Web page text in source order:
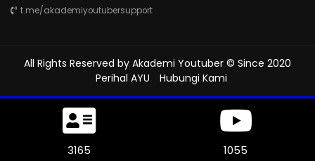
t.me/akademiyoutubersupport
All Rights Reserved by Akademi Youtuber © Since 2020
Perihal AYU
Hubungi Kami
3642 1214